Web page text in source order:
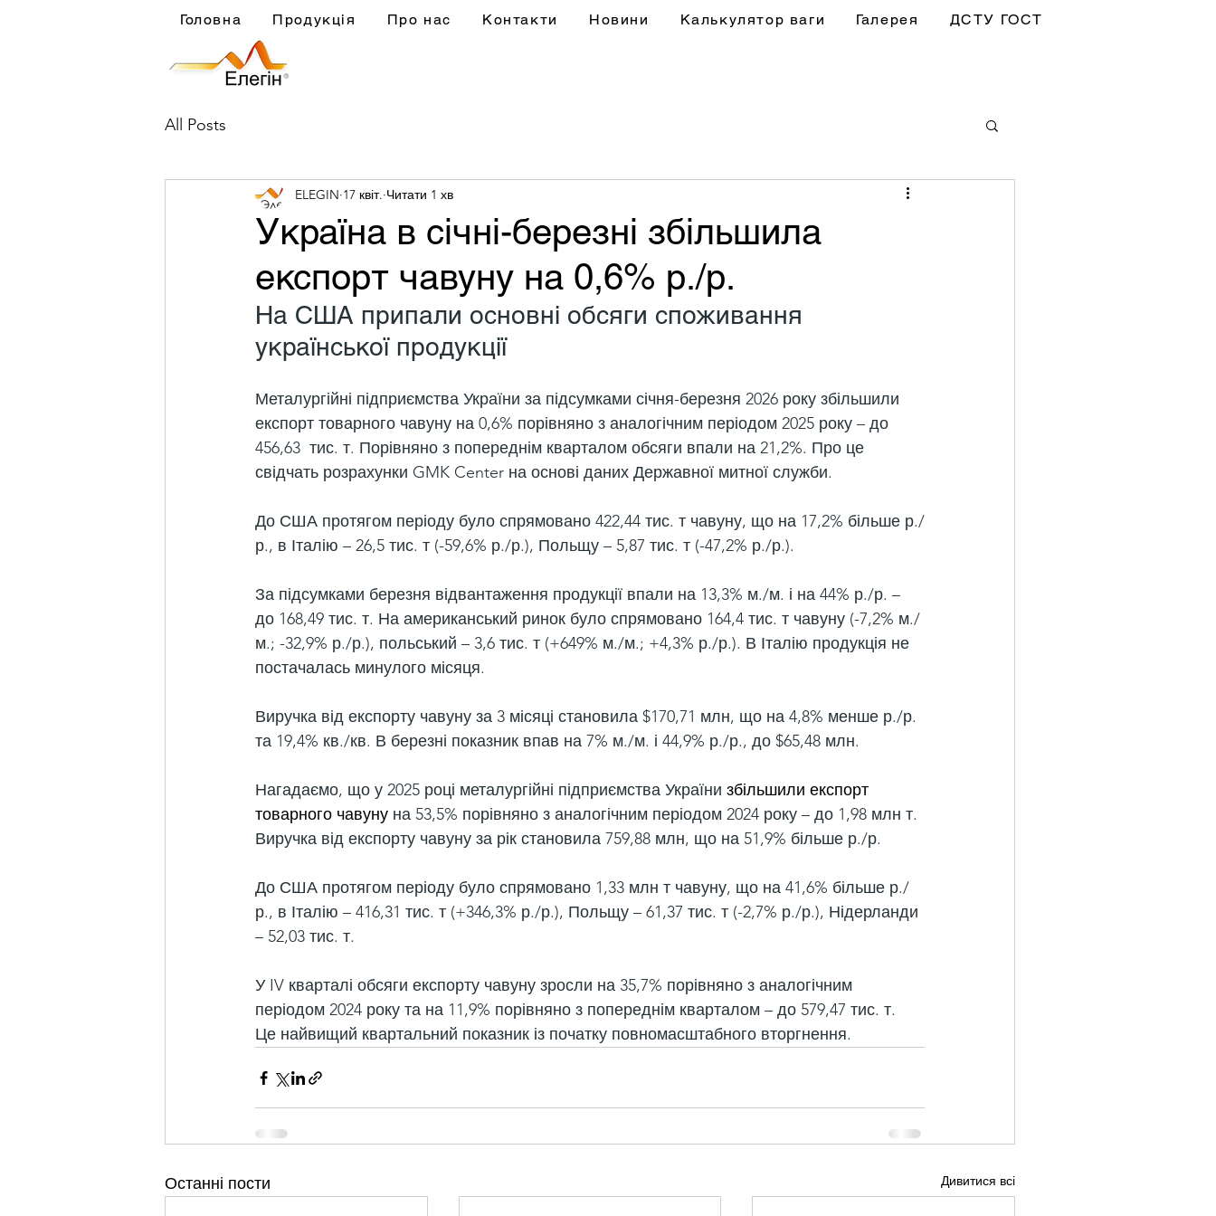
Головна Продукція Про нас Контакти Новини Калькулятор ваги Галерея ДСТУ ГОСТ
All Posts
Україна в січні-березні збільшила
експорт чавуну на 0,6% р./р.
ELEGIN 17 квіт. Читати 1 хв
На США припали основні обсяги споживання
української продукції
Металургійні підприємства України за підсумками січня-березня 2026 року збільшили
експорт товарного чавуну на 0,6% порівняно з аналогічним періодом 2025 року – до
456,63  тис. т. Порівняно з попереднім кварталом обсяги впали на 21,2%. Про це
свідчать розрахунки GMK Center на основі даних Державної митної служби.
До США протягом періоду було спрямовано 422,44 тис. т чавуну, що на 17,2% більше р./
р., в Італію – 26,5 тис. т (-59,6% р./р.), Польщу – 5,87 тис. т (-47,2% р./р.).
За підсумками березня відвантаження продукції впали на 13,3% м./м. і на 44% р./р. –
до 168,49 тис. т. На американський ринок було спрямовано 164,4 тис. т чавуну (-7,2% м./
м.; -32,9% р./р.), польський – 3,6 тис. т (+649% м./м.; +4,3% р./р.). В Італію продукція не
постачалась минулого місяця.
Виручка від експорту чавуну за 3 місяці становила $170,71 млн, що на 4,8% менше р./р.
та 19,4% кв./кв. В березні показник впав на 7% м./м. і 44,9% р./р., до $65,48 млн.
Нагадаємо, що у 2025 році металургійні підприємства України збільшили експорт
товарного чавуну на 53,5% порівняно з аналогічним періодом 2024 року – до 1,98 млн т.
Виручка від експорту чавуну за рік становила 759,88 млн, що на 51,9% більше р./р.
До США протягом періоду було спрямовано 1,33 млн т чавуну, що на 41,6% більше р./
р., в Італію – 416,31 тис. т (+346,3% р./р.), Польщу – 61,37 тис. т (-2,7% р./р.), Нідерланди
– 52,03 тис. т.
У IV кварталі обсяги експорту чавуну зросли на 35,7% порівняно з аналогічним
періодом 2024 року та на 11,9% порівняно з попереднім кварталом – до 579,47 тис. т.
Це найвищий квартальний показник із початку повномасштабного вторгнення.
Останні пости Дивитися всі